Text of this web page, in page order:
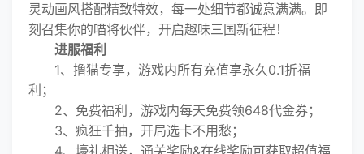
灵动画风搭配精致特效，每一处细节都诚意满满。即
刻召集你的喵将伙伴，开启趣味三国新征程！
进服福利
1、撸猫专享，游戏内所有充值享永久0.1折福
利；
2、免费福利，游戏内每天免费领648代金券；
3、疯狂千抽，开局选卡不用愁；
4、壕礼相送，通关奖励&在线奖励可获取超值福